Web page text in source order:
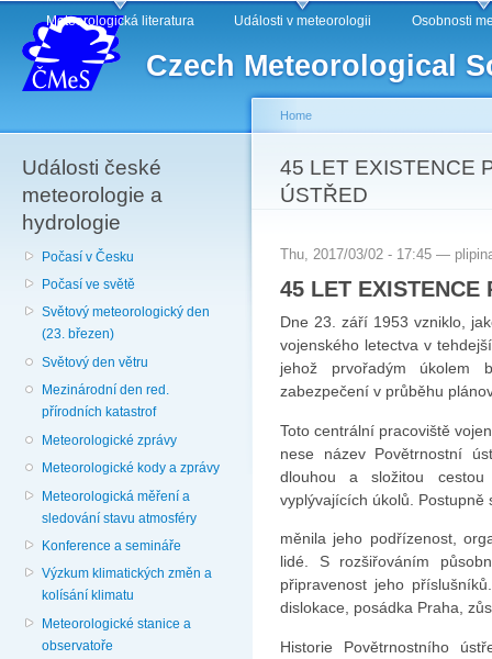
Czech Meteorological
Main menu
Meteorologická literatura Události v meteorologii Osobnosti
Události české
meteorologie a
hydrologie
Počasí v Česku
Počasí ve světě
Světový meteorologický den
(23. březen)
Světový den větru
Mezinárodní den red.
přírodních katastrof
Meteorologické zprávy
Meteorologické kody a zprávy
Meteorologická měření a
sledování stavu atmosféry
Konference a semináře
Výzkum klimatických změn a
kolísání klimatu
Meteorologické stanice a
observatoře
You are here
Home
45 LET EXISTENCE
ÚSTŘED
Thu, 2017/03/02 - 17:45 —
45 LET EXISTENCE
Dne 23. září 1953 vzniklo,
vojenského letectva v
jehož prvořadým úkolem
zabezpečení v prů­běhu
Toto centrální pracoviště
nese název Povětrnostní
dlouhou a složitou
vyplývajících úkolů. Postupně
měnila jeho podřízenost,
lidé. S rozšiřováním
připravenost jeho
dislokace, posádka Praha,
Historie Povětrnostního